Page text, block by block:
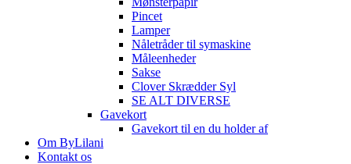
Pincet
Lamper
Nåletråder til symaskine
Måleenheder
Sakse
Clover Skrædder Syl
SE ALT DIVERSE
Gavekort
Gavekort til en du holder af
Om ByLilani
Kontakt os